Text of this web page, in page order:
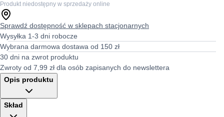
Produkt niedostępny w sprzedaży online
Sprawdź dostępność w sklepach stacjonarnych
Wysyłka 1-3 dni robocze
Wybrana darmowa dostawa od 150 zł
30 dni na zwrot produktu
Zwroty od 7,99 zł dla osób zapisanych do newslettera
Opis produktu
Skład